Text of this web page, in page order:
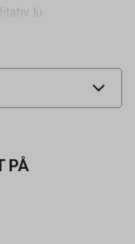
lu
45111616
PÅ